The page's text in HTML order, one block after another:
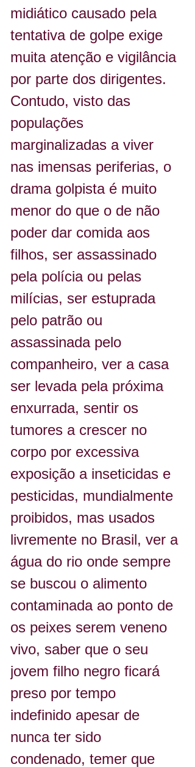
midiático causado pela
tentativa de golpe exige
muita atenção e vigilância
por parte dos dirigentes.
Contudo, visto das
populações
marginalizadas a viver
nas imensas periferias, o
drama golpista é muito
menor do que o de não
poder dar comida aos
filhos, ser assassinado
pela polícia ou pelas
milícias, ser estuprada
pelo patrão ou
assassinada pelo
companheiro, ver a casa
ser levada pela próxima
enxurrada, sentir os
tumores a crescer no
corpo por excessiva
exposição a inseticidas e
pesticidas, mundialmente
proibidos, mas usados
livremente no Brasil, ver a
água do rio onde sempre
se buscou o alimento
contaminada ao ponto de
os peixes serem veneno
vivo, saber que o seu
jovem filho negro ficará
preso por tempo
indefinido apesar de
nunca ter sido
condenado, temer que